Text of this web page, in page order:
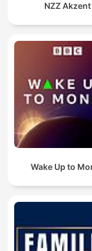
NZZ Akzent
Wake Up to